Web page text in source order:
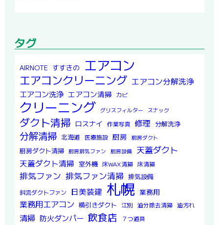
タグ
AIRNOTE すすきの エアコン
エアコンクリーニング エアコン分解洗浄
エアコン洗浄 エアコン清掃 カビ
クリーニング グリスフィルター スナック
ダクト清掃 ロスナイ 作業写真 修理 分解洗浄
分解清掃 北海道 医療施設 厨房 厨房ダクト
厨房ダクト清掃 厨房排気ファン 厨房設備 天蓋ダクト
天蓋ダクト清掃 室外機 床WAX清掃 床清掃
排気ファン 排気ファン清掃 排気設備
斜流ダクトファン 日美装建 札幌 業務用
業務用エアコン 横引きダクト 江別 油分除去清掃 油汚れ
清掃 防火ダンパー 飲食店 ７つ道具